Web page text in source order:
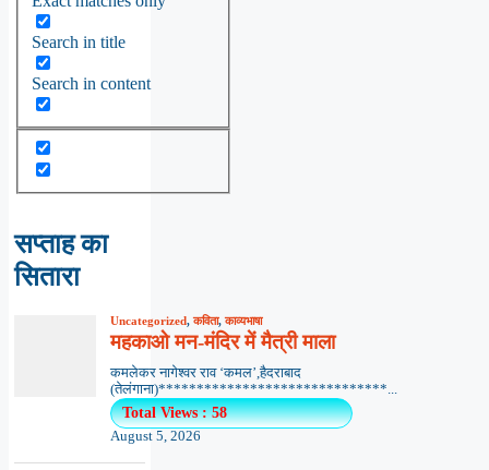
Search in title
Search in content
सप्ताह का
सितारा
Uncategorized,कविता,काव्यभाषा
महकाओ मन-मंदिर में मैत्री माला
कमलेकर नागेश्वर राव ‘कमल’,हैदराबाद
(तेलंगाना)******************************...
Total Views : 58
August 5, 2026